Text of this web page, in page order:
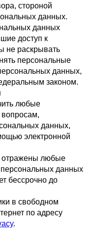
стороной
данных.
данных
доступ к
не раскрывать
персональные
данных,
законом.
любые
данных,
электронной
отражены любые
данных
бессрочно до
в свободном
по адресу
.